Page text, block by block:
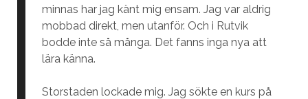
minnas har jag känt mig ensam. Jag var aldrig
mobbad direkt, men utanför. Och i Rutvik
bodde inte så många. Det fanns inga nya att
lära känna.
Storstaden lockade mig. Jag sökte en kurs på